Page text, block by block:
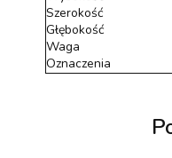
Szerokość
Głębokość
Waga
Oznaczenia